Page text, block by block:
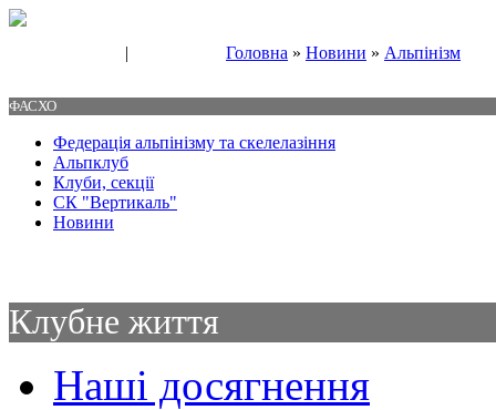
| Головна » Новини » Альпінізм
ФАСХО
Федерація альпінізму та скелелазіння
Альпклуб
Клуби, секції
СК "Вертикаль"
Новини
Клубне життя
Наші досягнення